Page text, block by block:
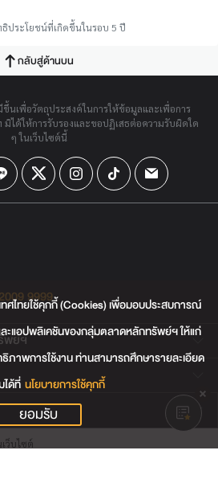
ประโยชน์ที่เกิดขึ้นในรอบ 5 ปี
กลับสู่ด้านบน
นเพื่อวัตถุประสงค์ในการให้ข้อมูลและเพื่อการ
ได้ให้การรับรองและขอปฏิเสธต่อความรับผิดใด
ๆ ในเว็บไซต์นี้
9999
พย์ฯ
ว็บไซต์
ศไทยใช้คุกกี้ (Cookies) เพื่อมอบประสบการณ์
ะแอปพลิเคชันของกลุ่มตลาดหลักทรัพย์ฯ ให้แก่
ภาพการใช้งาน ท่านสามารถศึกษารายละเอียด
ได้ที่ นโยบายการใช้คุกกี้
ยอมรับ